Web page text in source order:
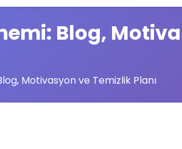
Blog,
Motivasyon ve Temizlik Planı